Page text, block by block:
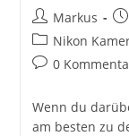
Beitrags-
Autor:
Markus
Beitrags-
Kategorie:
Nikon
Beitrags-
0
Wenn du
am besten zu